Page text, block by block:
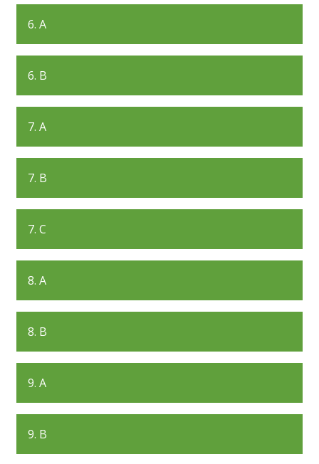
6. A
6. B
7. A
7. B
7. C
8. A
8. B
9. A
9. B